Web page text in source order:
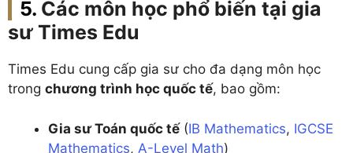
Các môn học phổ biến tại gia
sư Times Edu
Times Edu cung cấp gia sư cho đa dạng môn học
trong chương trình học quốc tế, bao gồm:
Gia sư Toán quốc tế(IB Mathematics, IGCSE
Mathematics, A-Level Math)